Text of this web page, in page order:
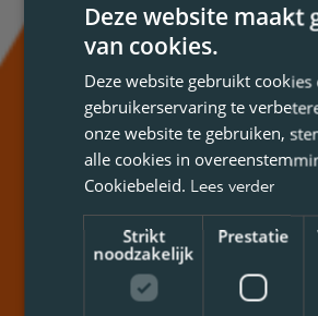
Deze website maakt
van cookies.
Deze website gebruikt
gebruikerservaring te
onze website te gebruiken,
alle cookies in
Cookiebeleid. Lees verder
Strikt
noodzakelijk
Prestatie